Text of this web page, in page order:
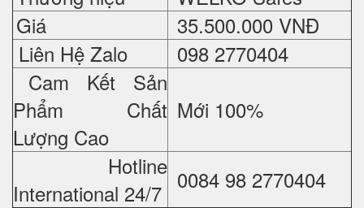
Giá
35.500.000 VNĐ
Liên Hệ Zalo
098 2770404
Cam Kết Sản
Phẩm Chất
Lượng Cao
Mới 100%
Hotline
International 24/7 0084 98 2770404